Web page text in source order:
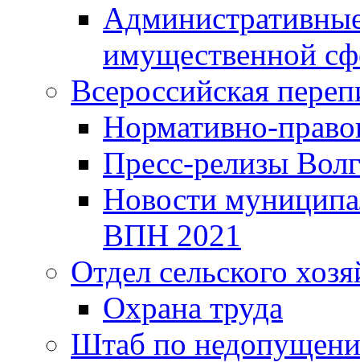
имущественной
Всероссийская
Нормативно-
Пресс-релизы
Новости
ВПН 2021
Отдел сельского
Охрана труда
Штаб по